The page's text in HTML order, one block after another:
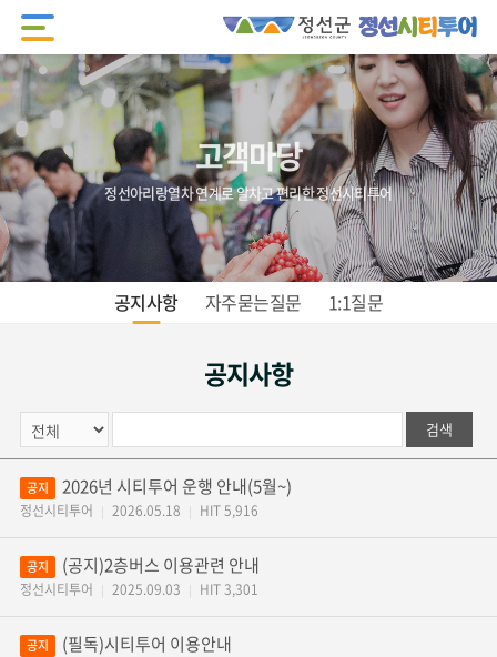
고객마당
정선아리랑열차 연계로 알차고 편리한 정선시티투어
공지사항 자주묻는질문 1:1질문
공지사항
검색
공지 2026년 시티투어 운행 안내(5월~)
정선시티투어 2026.05.18 HIT 5,916
공지 (공지)2층버스 이용관련 안내
정선시티투어 2025.09.03 HIT 3,301
공지 (필독)시티투어 이용안내